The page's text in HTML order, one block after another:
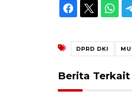
DPRD DKI
Berita Terkait